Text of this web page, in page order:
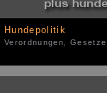
Hundepolitik
Verordnungen,